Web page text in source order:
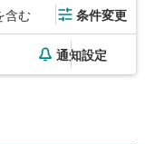
含む 条件変更
通知設定